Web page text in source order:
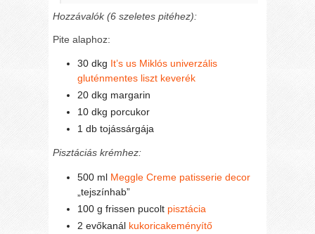
Hozzávalók (6 szeletes pitéhez):
Pite alaphoz:
30 dkg It’s us Miklós univerzális
gluténmentes liszt keverék
20 dkg margarin
10 dkg porcukor
1 db tojássárgája
Pisztáciás krémhez:
500 ml Meggle Creme patisserie decor
„tejszínhab”
100 g frissen pucolt pisztácia
2 evőkanál kukoricakeményítő